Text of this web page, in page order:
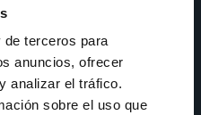
terceros para
anuncios, ofrecer
analizar el tráfico.
sobre el uso que
de bebidas
psicotrópicos,
análogas.
clase de bebida